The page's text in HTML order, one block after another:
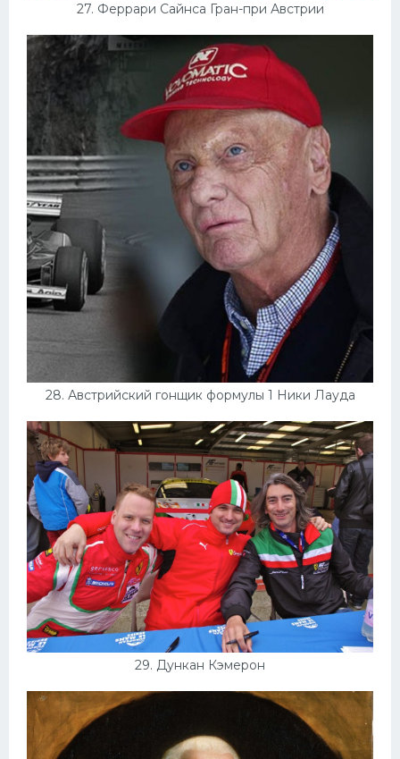
27. Феррари Сайнса Гран-при Австрии
28. Австрийский гонщик формулы 1 Ники Лауда
29. Дункан Кэмерон